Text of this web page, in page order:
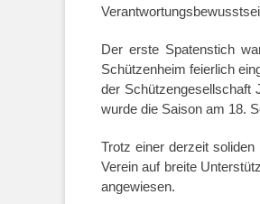
Der erste Spatenstich
Schützenheim feierlich
der Schützengesellschaft
wurde die Saison am 18.
Trotz einer derzeit
Verein auf breite
angewiesen.